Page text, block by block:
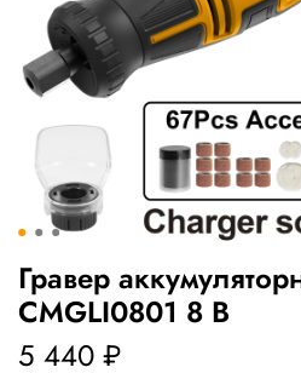
Гравер
CMGLI0801 8 В
5 440 ₽